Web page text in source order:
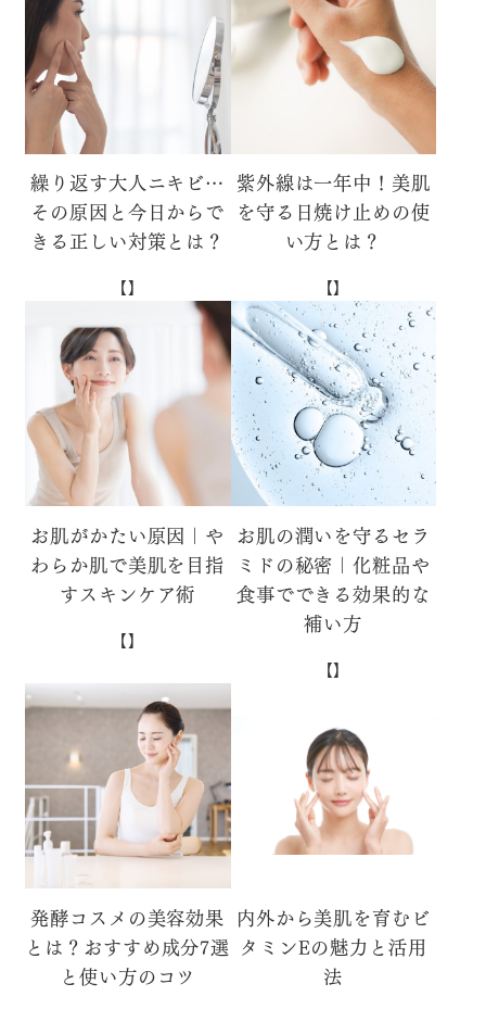
繰り返す大人ニキビ…
その原因と今日からで
きる正しい対策とは？
【】
紫外線は一年中！美肌
を守る日焼け止めの使
い方とは？
【】
お肌がかたい原因｜や
わらか肌で美肌を目指
すスキンケア術
【】
お肌の潤いを守るセラ
ミドの秘密｜化粧品や
食事でできる効果的な
補い方
【】
発酵コスメの美容効果
とは？おすすめ成分7選
と使い方のコツ
内外から美肌を育むビ
タミンEの魅力と活用
法